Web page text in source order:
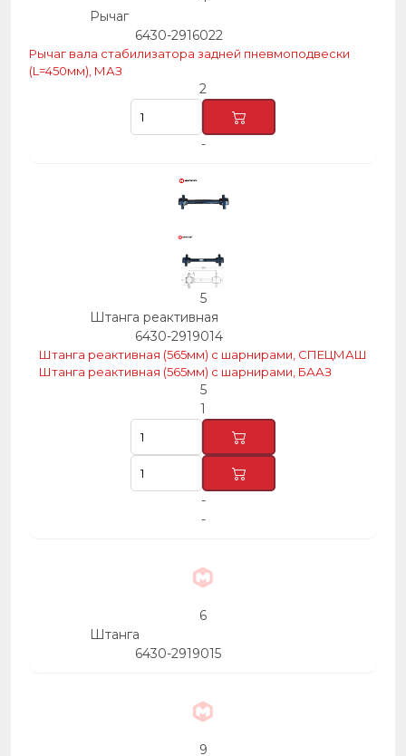
Рычаг
6430-2916022
Рычаг вала стабилизатора задней пневмоподвески
(L=450мм), МАЗ
2
-
5
Штанга реактивная
6430-2919014
Штанга реактивная (565мм) с шарнирами, СПЕЦМАШ
Штанга реактивная (565мм) с шарнирами, БААЗ
5
1
-
-
6
Штанга
6430-2919015
9